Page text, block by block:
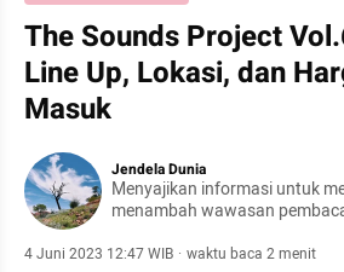
The Sounds Project
Line Up, Lokasi, dan
Masuk
Jendela Dunia
Menyajikan informasi untuk
menambah wawasan
4 Juni 2023 12:47 WIB · waktu baca 2 menit